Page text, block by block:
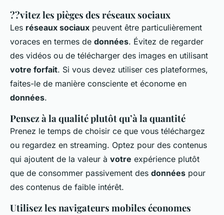
??vitez les pièges des réseaux sociaux
Les réseaux sociaux peuvent être particulièrement
voraces en termes de données. Évitez de regarder
des vidéos ou de télécharger des images en utilisant
votre forfait. Si vous devez utiliser ces plateformes,
faites-le de manière consciente et économe en
données.
Pensez à la qualité plutôt qu’à la quantité
Prenez le temps de choisir ce que vous téléchargez
ou regardez en streaming. Optez pour des contenus
qui ajoutent de la valeur à votre expérience plutôt
que de consommer passivement des données pour
des contenus de faible intérêt.
Utilisez les navigateurs mobiles économes